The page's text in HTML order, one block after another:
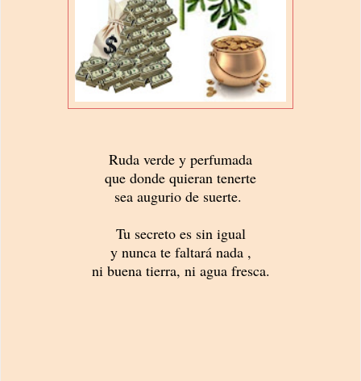
Ruda verde y perfumada
que donde quieran tenerte
sea augurio de suerte.
Tu secreto es sin igual
y nunca te faltará nada ,
ni buena tierra, ni agua fresca.